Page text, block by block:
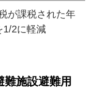
が課税された年
1/2に軽減
施設避難用